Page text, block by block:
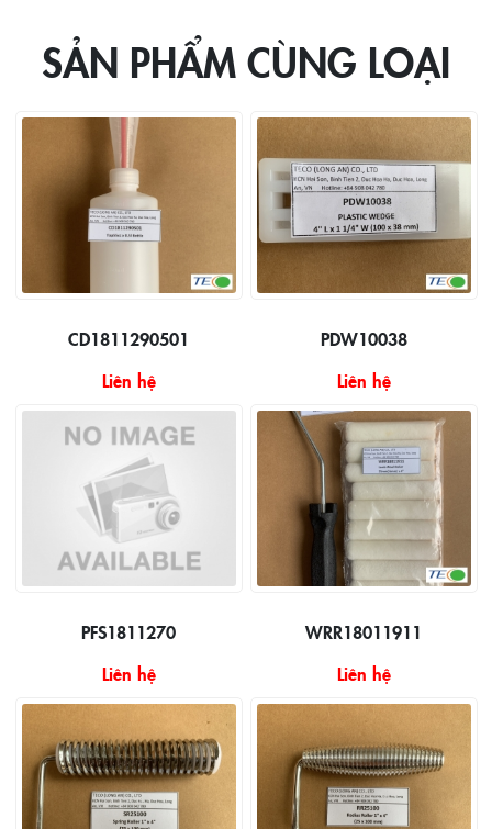
SẢN PHẨM CÙNG LOẠI
CD1811290501
Liên hệ
PDW10038
Liên hệ
PFS1811270
Liên hệ
WRR18011911
Liên hệ